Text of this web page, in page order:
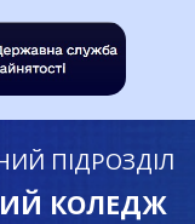
ПІДРОЗДІЛ
КОЛЕДЖ